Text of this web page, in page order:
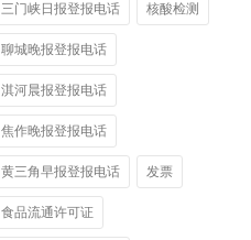
三门峡日报登报电话 核酸检测
聊城晚报登报电话
淇河晨报登报电话
焦作晚报登报电话
黄三角早报登报电话 发票
食品流通许可证